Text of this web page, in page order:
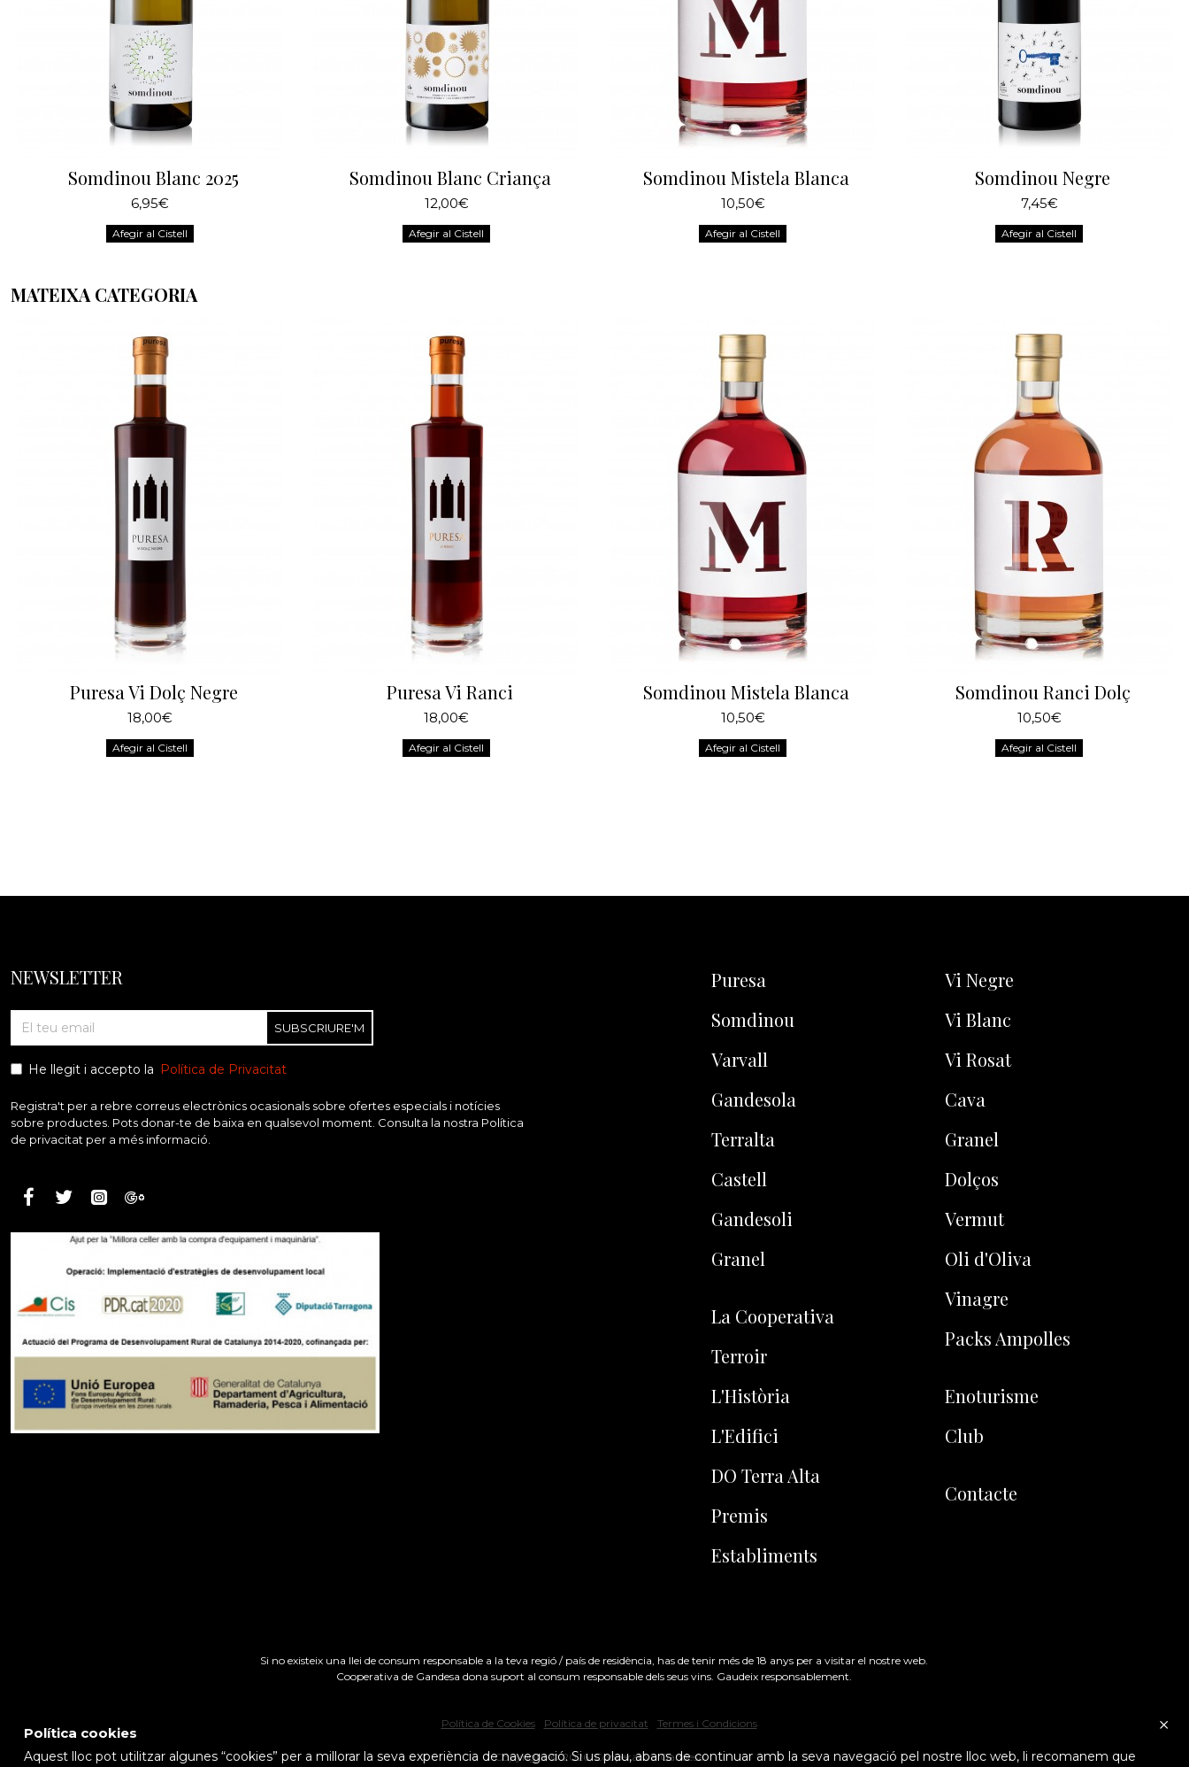
Somdinou Blanc 2025
6,95€
Afegir al Cistell
Somdinou Blanc Criança
12,00€
Afegir al Cistell
Somdinou Mistela Blanca
10,50€
Afegir al Cistell
Somdinou Negre
7,45€
Afegir al Cistell
MATEIXA CATEGORIA
Puresa Vi Dolç Negre
18,00€
Afegir al Cistell
Puresa Vi Ranci
18,00€
Afegir al Cistell
Somdinou Mistela Blanca
10,50€
Afegir al Cistell
Somdinou Ranci Dolç
10,50€
Afegir al Cistell
NEWSLETTER
SUBSCRIURE'M
He llegit i accepto la Política de Privacitat
Registra't per a rebre correus electrònics ocasionals sobre ofertes especials i notícies
sobre productes. Pots donar-te de baixa en qualsevol moment. Consulta la nostra Política
de privacitat per a més informació.
Puresa
Somdinou
Varvall
Gandesola
Terralta
Castell
Gandesoli
Granel
La Cooperativa
Terroir
L'Història
L'Edifici
DO Terra Alta
Premis
Establiments
Vi Negre
Vi Blanc
Vi Rosat
Cava
Granel
Dolços
Vermut
Oli d'Oliva
Vinagre
Packs Ampolles
Enoturisme
Club
Contacte
Si no existeix una llei de consum responsable a la teva regió / país de residència, has de tenir més de 18 anys per a visitar el nostre web.
Cooperativa de Gandesa dona suport al consum responsable dels seus vins. Gaudeix responsablement.
Política de Cookies Política de privacitat Termes i Condicions
Copyright ©2026, Cooperativa Gandesa
Política cookies
Aquest lloc pot utilitzar algunes “cookies” per a millorar la seva experiència de navegació. Si us plau, abans de continuar amb la seva navegació pel nostre lloc web, li recomanem que